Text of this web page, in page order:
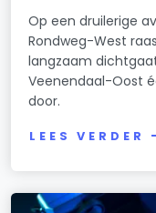
Op een druilerige
Rondweg-West
langzaam
Veenendaal-Oost
door.
LEES VERDER